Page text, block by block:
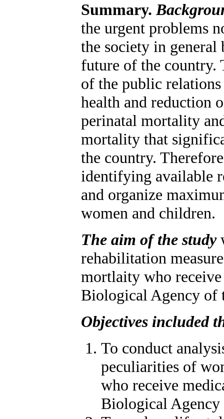
Summary.
the urgent problems
the society in general
future of the country.
of the public
health and reduction
perinatal mortality
mortality that
the country.
identifying available
and organize
women and children.
The aim of the study
rehabilitation
mortlaity who
Biological Agency of
Objectives included
To conduct
peculiarities of
who receive
Biological Agency